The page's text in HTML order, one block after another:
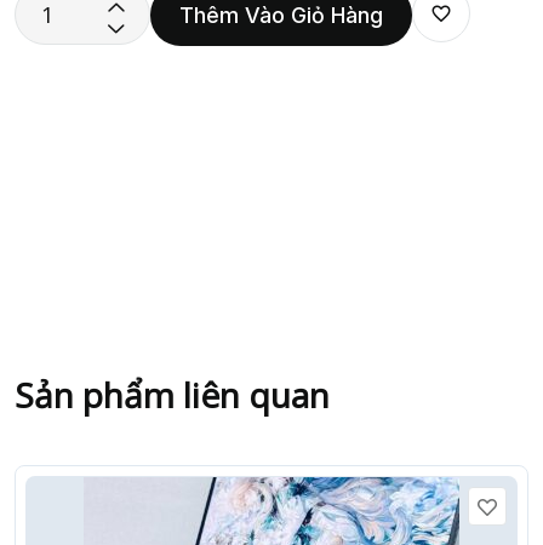
Thêm Vào Giỏ Hàng
Sản phẩm liên quan